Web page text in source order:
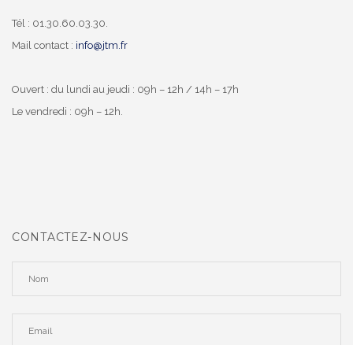
Tél : 01.30.60.03.30.
Mail contact : info@jtm.fr
Ouvert : du lundi au jeudi : 09h – 12h / 14h – 17h
Le vendredi : 09h – 12h.
CONTACTEZ-NOUS